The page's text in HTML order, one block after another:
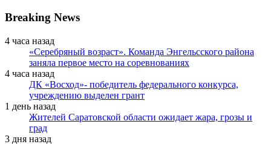
Breaking News
4 часа назад
«Серебряный возраст». Команда Энгельсского района
заняла первое место на соревнованиях
4 часа назад
ДК «Восход»- победитель федерального конкурса,
учреждению выделен грант
1 день назад
Жителей Саратовской области ожидает жара, грозы и
град
3 дня назад